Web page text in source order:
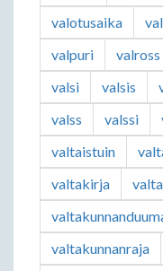
valotusaika
valpuri
valross
valsi
valsis
valss
valssi
valtaistuin
valtakirja
valtakunnanraja